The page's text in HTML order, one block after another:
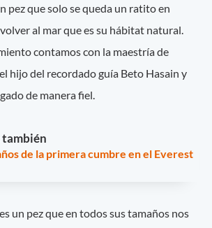
pez que solo se queda un ratito en
al mar que es su hábitat natural.
contamos con la maestría de
hijo del recordado guía Beto Hasain y
de manera fiel.
también
de la primera cumbre en el Everest
un pez que en todos sus tamaños nos